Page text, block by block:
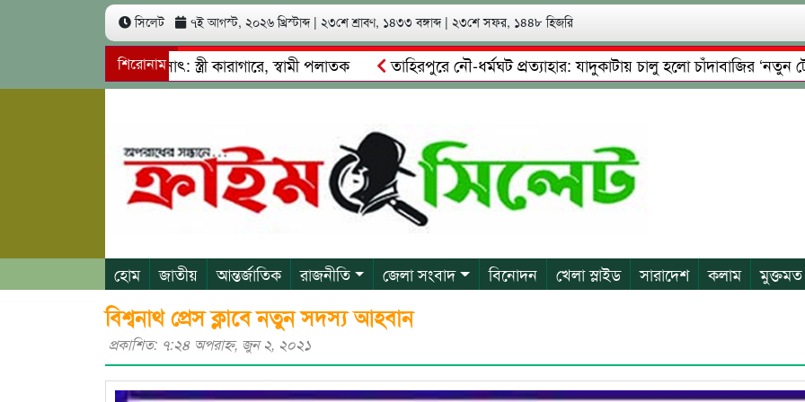
সিলেট ৭ই আগস্ট, ২০২৬ খ্রিস্টাব্দ | ২৩শে শ্রাবণ, ১৪৩৩ বঙ্গাব্দ | ২৩শে সফর, ১৪৪৮ হিজরি
শিরোনাম
কোটি টাকা আত্মসাৎ: স্ত্রী কারাগারে, স্বামী পলাতক তাহিরপুরে নৌ-ধর্মঘট প্রত্যাহার: যাদুকাটায় চালু হলো চাঁদাবাজির ‘নতুন টোল’!
ও শ্রমিকদের মারধর
নগরীতে কোটি টাকার সম্পত্তি দখলের চেষ্টা: গ্রেফতারের পর জামিনে মূক্ত রাসেল, আতঙ্কে পরিবার
হোম জাতীয় আন্তর্জাতিক রাজনীতি জেলা সংবাদ বিনোদন খেলা স্লাইড সারাদেশ কলাম মুক্তমত
বিশ্বনাথ প্রেস ক্লাবে নতুন সদস্য আহবান
প্রকাশিত: ৭:২৪ অপরাহ্ণ, জুন ২, ২০২১